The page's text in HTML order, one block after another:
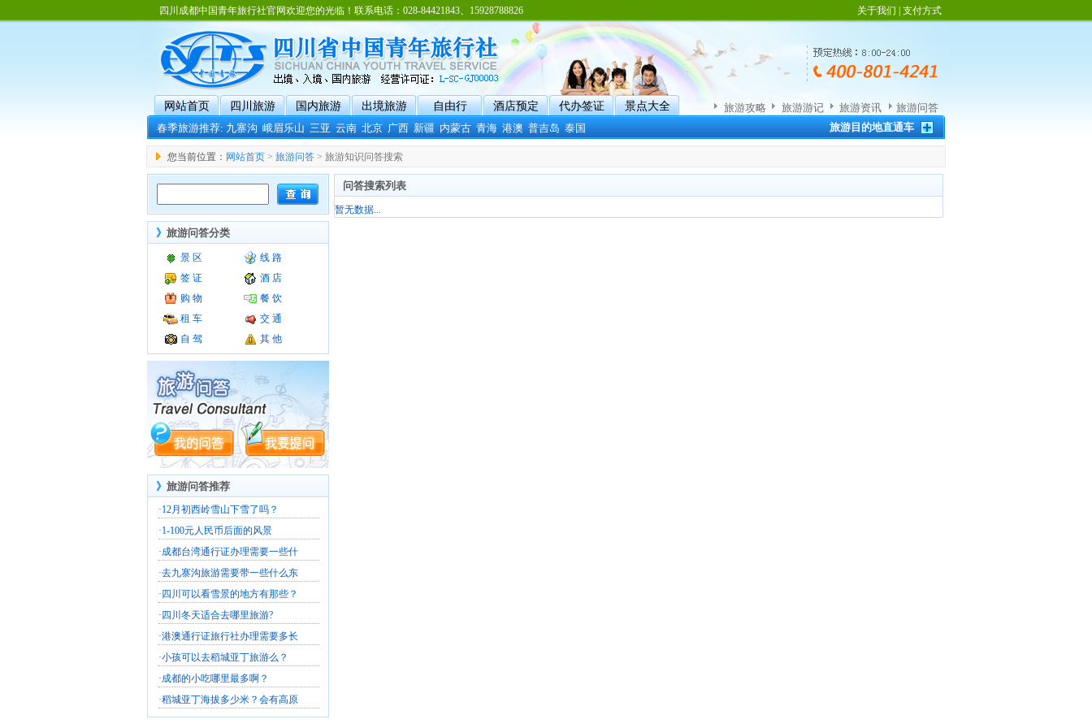
四川成都中国青年旅行社官网欢迎您的光临！联系电话：028-84421843、15928788826 关于我们 支付方式
网站首页 四川旅游 国内旅游 出境旅游 自由行 酒店预定 代办签证
景点大全
春季旅游推荐:九寨沟 峨眉乐山 三亚 云南 北京 广西 新疆 内蒙古 青海 港澳 普吉岛 泰国
旅游攻略 旅游游记 旅游资讯
旅游问答
旅游目的地直通车
您当前位置： 网站首页 > 旅游问答 > 旅游知识问答搜索
》 旅游问答分类
景 区
线 路
签 证
酒 店
购 物
餐 饮
租 车
交 通
自 驾
其 他
》 旅游问答推荐
·12月初西岭雪山下雪了吗？
·1-100元人民币后面的风景
·成都台湾通行证办理需要一些什
·去九寨沟旅游需要带一些什么东
· 四川可以看雪景的地方有那些？
· 四川冬天适合去哪里旅游?
·港澳通行证旅行社办理需要多长
·小孩可以去稻城亚丁旅游么？
·成都的小吃哪里最多啊？
·稻城亚丁海拔多少米？会有高原
问答搜索列表
暂无数据...